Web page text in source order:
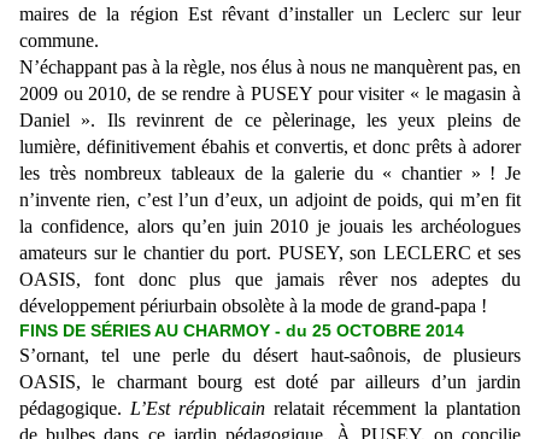
maires de la région Est rêvant d’installer un Leclerc sur leur
commune.
N’échappant pas à la règle, nos élus à nous ne manquèrent pas, en
2009 ou 2010, de se rendre à PUSEY pour visiter « le magasin à
Daniel ». Ils revinrent de ce pèlerinage, les yeux pleins de
lumière, définitivement ébahis et convertis, et donc prêts à adorer
les très nombreux tableaux de la galerie du « chantier » ! Je
n’invente rien, c’est l’un d’eux, un adjoint de poids, qui m’en fit
la confidence, alors qu’en juin 2010 je jouais les archéologues
amateurs sur le chantier du port. PUSEY, son LECLERC et ses
OASIS, font donc plus que jamais rêver nos adeptes du
développement périurbain obsolète à la mode de grand-papa !
FINS DE SÉRIES AU CHARMOY - du 25 OCTOBRE 2014
S’ornant, tel une perle du désert haut-saônois, de plusieurs
OASIS, le charmant bourg est doté par ailleurs d’un jardin
pédagogique. L’Est républicain relatait récemment la plantation